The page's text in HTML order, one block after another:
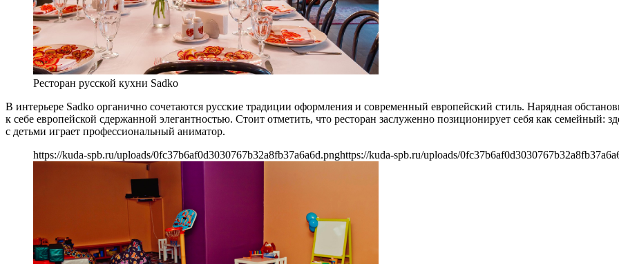
Ресторан русской кухни Sadko
В интерьере Sadko органично сочетаются русские традиции оформления и современный европейский стиль. Нарядная
к себе европейской сдержанной элегантностью. Стоит отметить, что ресторан заслуженно позиционирует себя как семейный:
с детьми играет профессиональный аниматор.
https://kuda-spb.ru/uploads/0fc37b6af0d3030767b32a8fb37a6a6d.pnghttps://kuda-spb.ru/uploads/